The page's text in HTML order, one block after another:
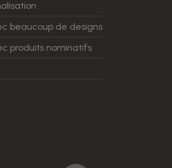
beaucoup de designs
produits nominatifs